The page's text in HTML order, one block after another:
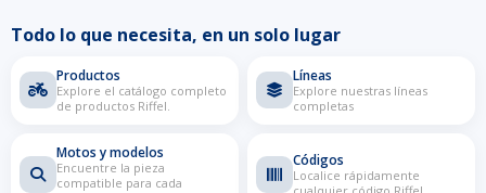
Todo lo que necesita, en un solo lugar
Productos
Explore el catálogo completo
de productos Riffel.
Líneas
Explore nuestras líneas
completas
Motos y modelos
Encuentre la pieza
compatible para cada
Códigos
Localice rápidamente